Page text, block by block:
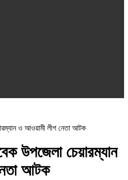
ও আওয়ামী লীগ নেতা আটক
উপজেলা চেয়ারম্যান
আটক